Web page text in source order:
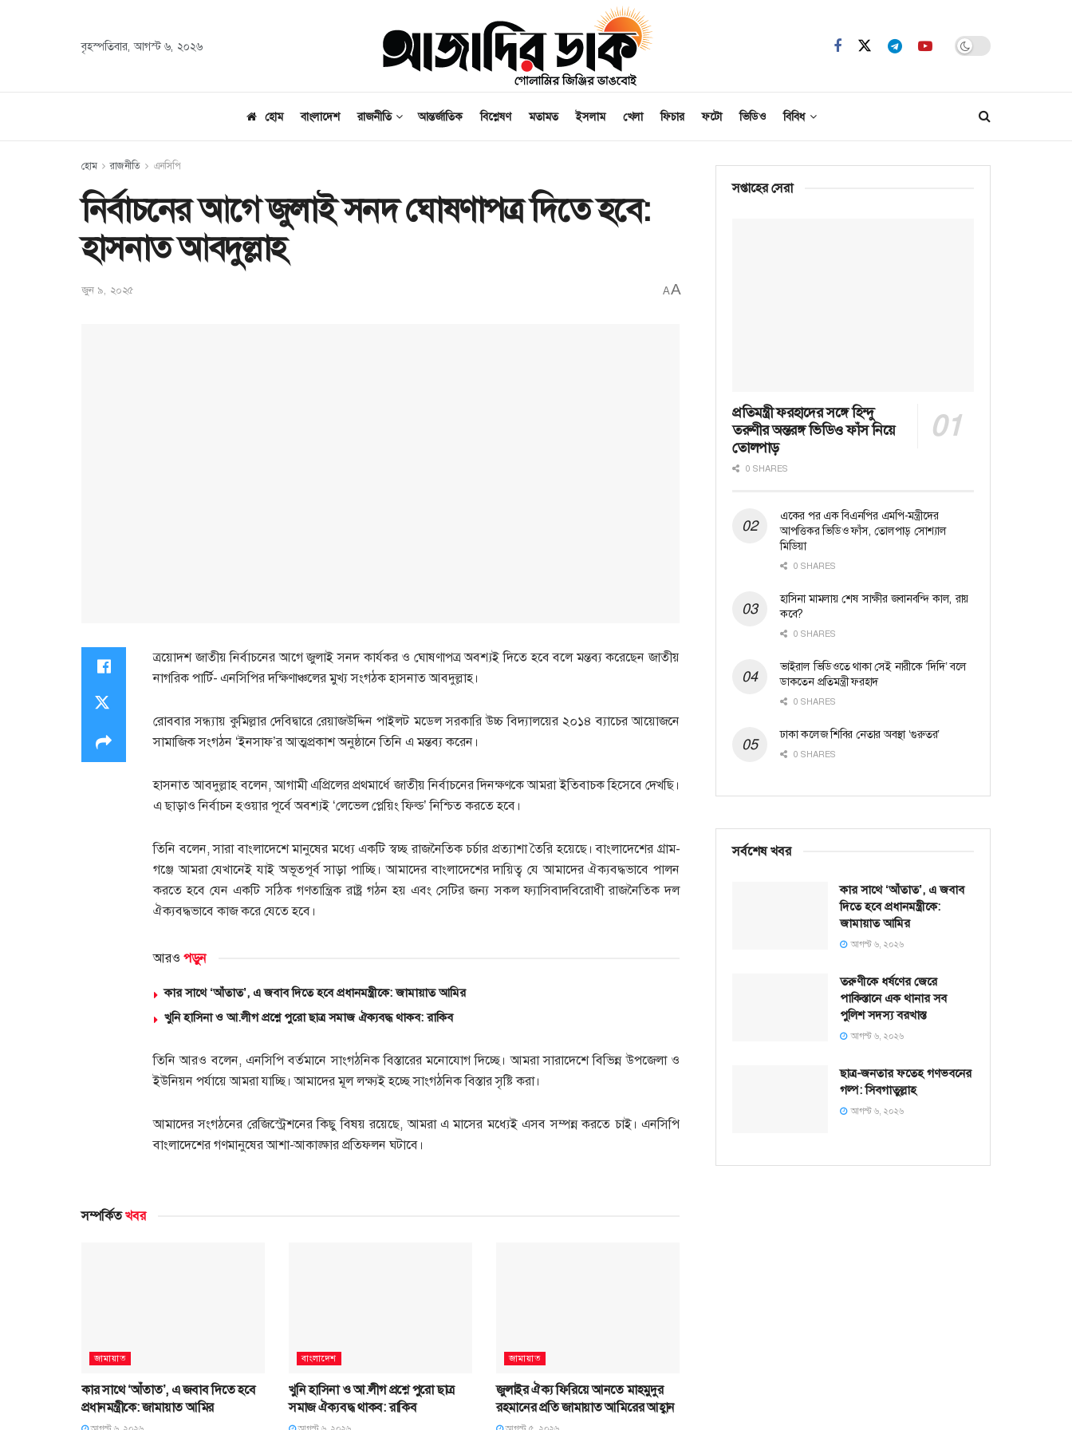
বৃহস্পতিবার, আগস্ট ৬, ২০২৬
হোম বাংলাদেশ রাজনীতি আন্তর্জাতিক বিশ্লেষণ মতামত ইসলাম খেলা ফিচার ফটো ভিডিও বিবিধ
হোম রাজনীতি এনসিপি
নির্বাচনের আগে জুলাই সনদ ঘোষণাপত্র দিতে হবে:
হাসনাত আবদুল্লাহ
জুন ৯, ২০২৫ AA
ত্রয়োদশ জাতীয় নির্বাচনের আগে জুলাই সনদ কার্যকর ও ঘোষণাপত্র অবশ্যই দিতে হবে বলে মন্তব্য করেছেন জাতীয়
নাগরিক পার্টি- এনসিপির দক্ষিণাঞ্চলের মুখ্য সংগঠক হাসনাত আবদুল্লাহ।
রোববার সন্ধ্যায় কুমিল্লার দেবিদ্বারে রেয়াজউদ্দিন পাইলট মডেল সরকারি উচ্চ বিদ্যালয়ের ২০১৪ ব্যাচের আয়োজনে
সামাজিক সংগঠন ‘ইনসাফ’র আত্মপ্রকাশ অনুষ্ঠানে তিনি এ মন্তব্য করেন।
হাসনাত আবদুল্লাহ বলেন, আগামী এপ্রিলের প্রথমার্ধে জাতীয় নির্বাচনের দিনক্ষণকে আমরা ইতিবাচক হিসেবে দেখছি।
এ ছাড়াও নির্বাচন হওয়ার পূর্বে অবশ্যই ‘লেভেল প্লেয়িং ফিল্ড’ নিশ্চিত করতে হবে।
তিনি বলেন, সারা বাংলাদেশে মানুষের মধ্যে একটি স্বচ্ছ রাজনৈতিক চর্চার প্রত্যাশা তৈরি হয়েছে। বাংলাদেশের গ্রাম-
গঞ্জে আমরা যেখানেই যাই অভূতপূর্ব সাড়া পাচ্ছি। আমাদের বাংলাদেশের দায়িত্ব যে আমাদের ঐক্যবদ্ধভাবে পালন
করতে হবে যেন একটি সঠিক গণতান্ত্রিক রাষ্ট্র গঠন হয় এবং সেটির জন্য সকল ফ্যাসিবাদবিরোধী রাজনৈতিক দল
ঐক্যবদ্ধভাবে কাজ করে যেতে হবে।
আরও পড়ুন
কার সাথে ‘আঁতাত’, এ জবাব দিতে হবে প্রধানমন্ত্রীকে: জামায়াত আমির
খুনি হাসিনা ও আ.লীগ প্রশ্নে পুরো ছাত্র সমাজ ঐক্যবদ্ধ থাকব: রাকিব
তিনি আরও বলেন, এনসিপি বর্তমানে সাংগঠনিক বিস্তারের মনোযোগ দিচ্ছে। আমরা সারাদেশে বিভিন্ন উপজেলা ও
ইউনিয়ন পর্যায়ে আমরা যাচ্ছি। আমাদের মূল লক্ষ্যই হচ্ছে সাংগঠনিক বিস্তার সৃষ্টি করা।
আমাদের সংগঠনের রেজিস্ট্রেশনের কিছু বিষয় রয়েছে, আমরা এ মাসের মধ্যেই এসব সম্পন্ন করতে চাই। এনসিপি
বাংলাদেশের গণমানুষের আশা-আকাঙ্ক্ষার প্রতিফলন ঘটাবে।
সম্পর্কিতখবর
জামায়াত
কার সাথে ‘আঁতাত’, এ জবাব দিতে হবে
প্রধানমন্ত্রীকে: জামায়াত আমির
বাংলাদেশ
খুনি হাসিনা ও আ.লীগ প্রশ্নে পুরো ছাত্র
সমাজ ঐক্যবদ্ধ থাকব: রাকিব
জামায়াত
জুলাইর ঐক্য ফিরিয়ে আনতে মাহমুদুর
রহমানের প্রতি জামায়াত আমিরের আহ্বান
সপ্তাহের সেরা
প্রতিমন্ত্রী ফরহাদের সঙ্গে হিন্দু
তরুণীর অন্তরঙ্গ ভিডিও ফাঁস নিয়ে
তোলপাড়
0 SHARES
একের পর এক বিএনপির এমপি-মন্ত্রীদের
আপত্তিকর ভিডিও ফাঁস, তোলপাড় সোশ্যাল
মিডিয়া
0 SHARES
হাসিনা মামলায় শেষ সাক্ষীর জবানবন্দি কাল, রায়
কবে?
0 SHARES
ভাইরাল ভিডিওতে থাকা সেই নারীকে ‘দিদি’ বলে
ডাকতেন প্রতিমন্ত্রী ফরহাদ
0 SHARES
ঢাকা কলেজ শিবির নেতার অবস্থা ‘গুরুতর’
0 SHARES
সর্বশেষ খবর
কার সাথে ‘আঁতাত’, এ জবাব
দিতে হবে প্রধানমন্ত্রীকে:
জামায়াত আমির
আগস্ট ৬, ২০২৬
তরুণীকে ধর্ষণের জেরে
পাকিস্তানে এক থানার সব
পুলিশ সদস্য বরখাস্ত
আগস্ট ৬, ২০২৬
ছাত্র-জনতার ফতেহ গণভবনের
গল্প: সিবগাতুল্লাহ
আগস্ট ৬, ২০২৬